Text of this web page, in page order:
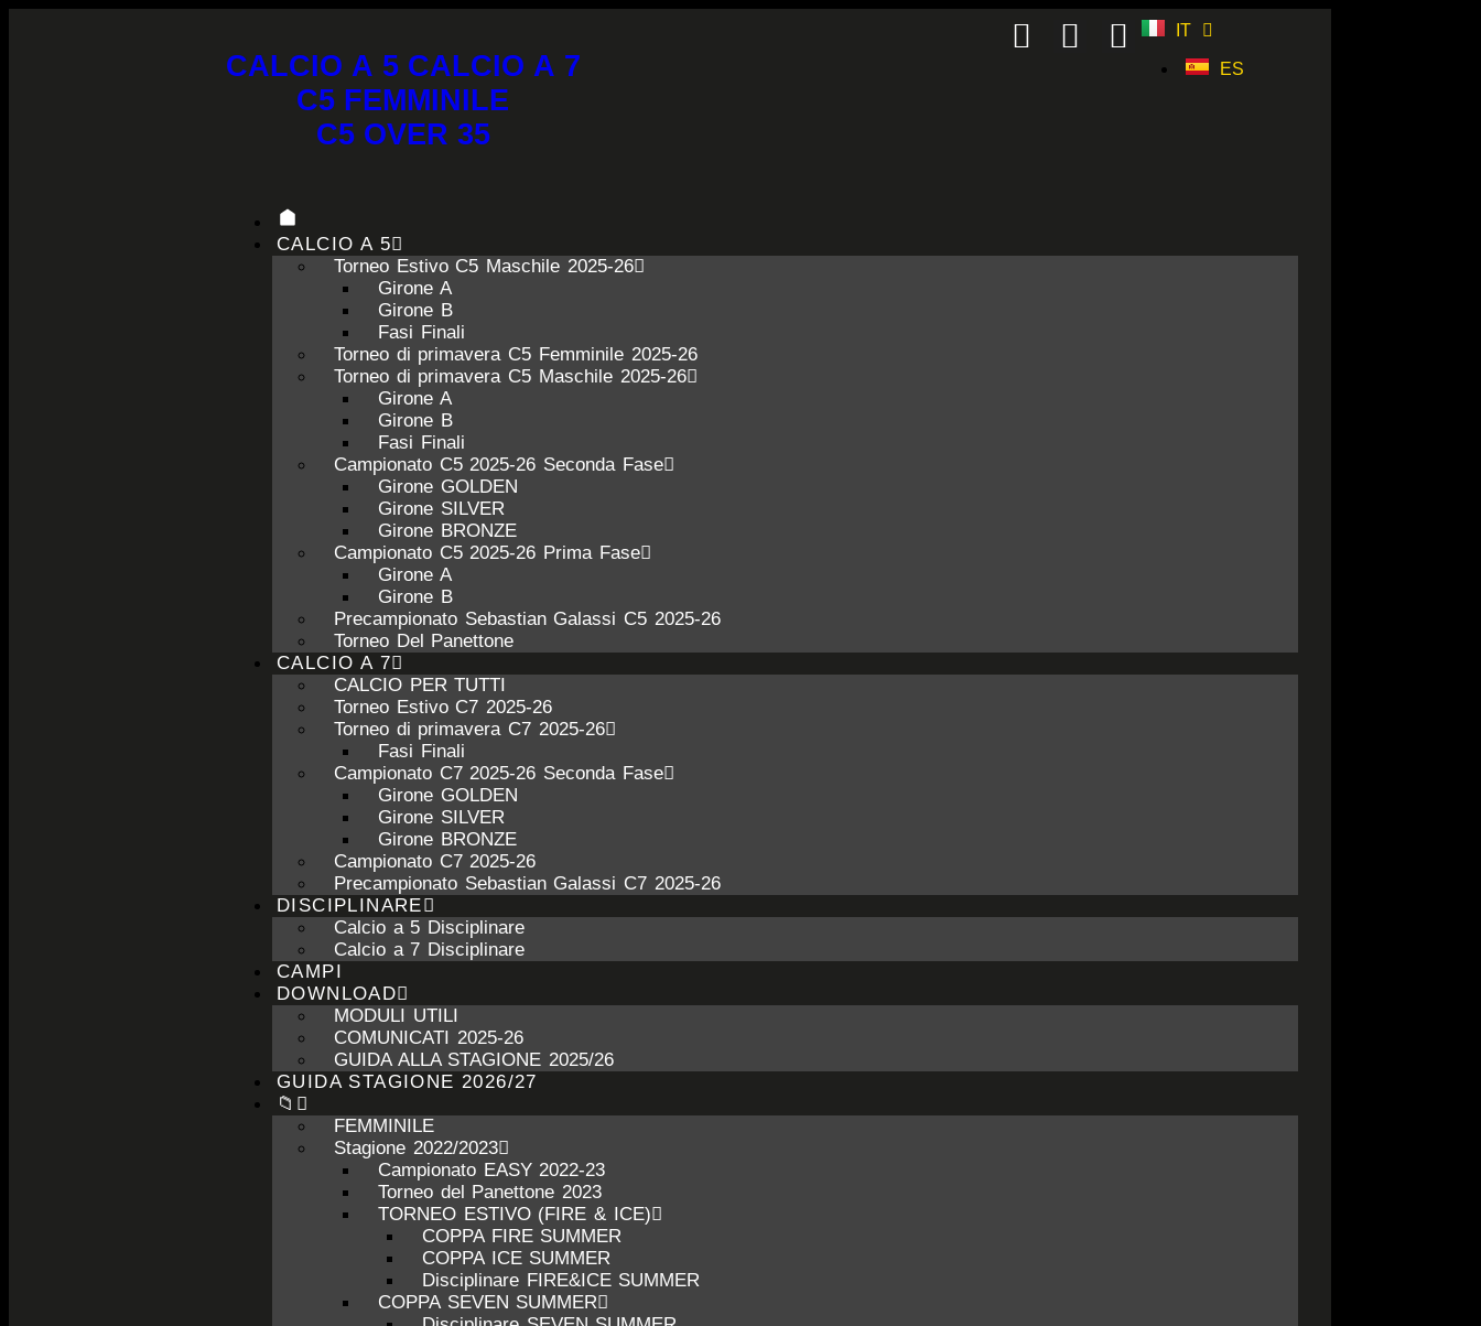
CALCIO A 5 CALCIO A 7
C5 FEMMINILE
C5 OVER 35
IT
ES
CALCIO A 5
Torneo Estivo C5 Maschile 2025-26
Girone A
Girone B
Fasi Finali
Torneo di primavera C5 Femminile 2025-26
Torneo di primavera C5 Maschile 2025-26
Girone A
Girone B
Fasi Finali
Campionato C5 2025-26 Seconda Fase
Girone GOLDEN
Girone SILVER
Girone BRONZE
Campionato C5 2025-26 Prima Fase
Girone A
Girone B
Precampionato Sebastian Galassi C5 2025-26
Torneo Del Panettone
CALCIO A 7
CALCIO PER TUTTI
Torneo Estivo C7 2025-26
Torneo di primavera C7 2025-26
Fasi Finali
Campionato C7 2025-26 Seconda Fase
Girone GOLDEN
Girone SILVER
Girone BRONZE
Campionato C7 2025-26
Precampionato Sebastian Galassi C7 2025-26
DISCIPLINARE
Calcio a 5 Disciplinare
Calcio a 7 Disciplinare
CAMPI
DOWNLOAD
MODULI UTILI
COMUNICATI 2025-26
GUIDA ALLA STAGIONE 2025/26
GUIDA STAGIONE 2026/27
📁
FEMMINILE
Stagione 2022/2023
Campionato EASY 2022-23
Torneo del Panettone 2023
TORNEO ESTIVO (FIRE & ICE)
COPPA FIRE SUMMER
COPPA ICE SUMMER
Disciplinare FIRE&ICE SUMMER
COPPA SEVEN SUMMER